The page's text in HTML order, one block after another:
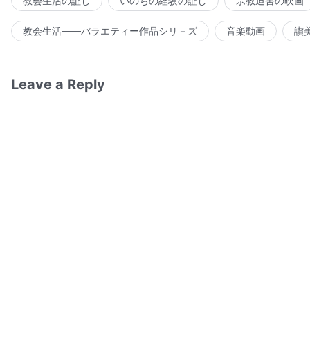
教会生活――バラエティー作品シリ－ズ 音楽動画 讃
Leave a Reply